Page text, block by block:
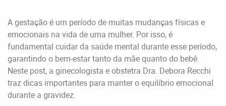
A gestação é um período de muitas mudanças físicas e
emocionais na vida de uma mulher. Por isso, é
fundamental cuidar da saúde mental durante esse período,
garantindo o bem-estar tanto da mãe quanto do bebê.
Neste post, a ginecologista e obstetra Dra. Debora Recchi
traz dicas importantes para manter o equilíbrio emocional
durante a gravidez.